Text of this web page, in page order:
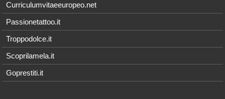
Curriculumvitaeeuropeo.net
Passionetattoo.it
Troppodolce.it
Scoprilamela.it
Goprestiti.it